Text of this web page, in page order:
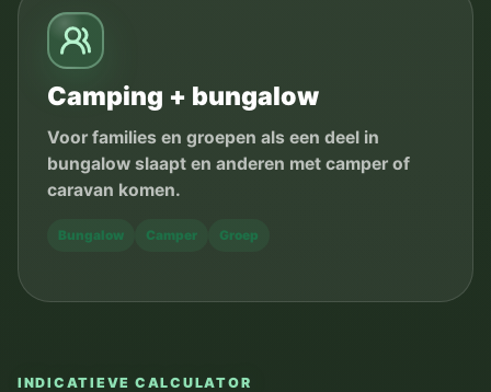
Camping + bungalow
Voor families en groepen als een deel in
bungalow slaapt en anderen met camper of
caravan komen.
Bungalow Camper Groep
INDICATIEVE CALCULATOR